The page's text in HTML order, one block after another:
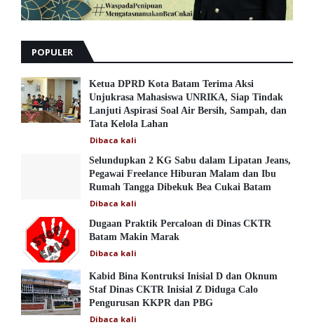
POPULER
Ketua DPRD Kota Batam Terima Aksi
Unjukrasa Mahasiswa UNRIKA, Siap Tindak
Lanjuti Aspirasi Soal Air Bersih, Sampah, dan
Tata Kelola Lahan
Dibaca kali
Selundupkan 2 KG Sabu dalam Lipatan Jeans,
Pegawai Freelance Hiburan Malam dan Ibu
Rumah Tangga Dibekuk Bea Cukai Batam
Dibaca kali
Dugaan Praktik Percaloan di Dinas CKTR
Batam Makin Marak
Dibaca kali
Kabid Bina Kontruksi Inisial D dan Oknum
Staf Dinas CKTR Inisial Z Diduga Calo
Pengurusan KKPR dan PBG
Dibaca kali